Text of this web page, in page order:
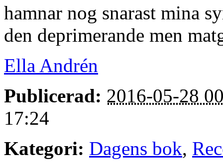
hamnar nog snarast mina
den deprimerande men
Ella Andrén
Publicerad: 2016-05-28
17:24
Kategori: Dagens bok,